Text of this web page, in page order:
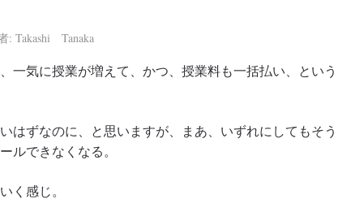
: Takashi Tanaka
一気に授業が増えて、かつ、授業料も一括払い、という
はずなのに、と思いますが、まあ、いずれにしてもそう
ルできなくなる。
く感じ。